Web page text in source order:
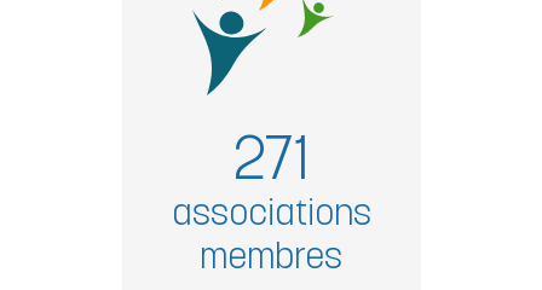
271
associations
membres